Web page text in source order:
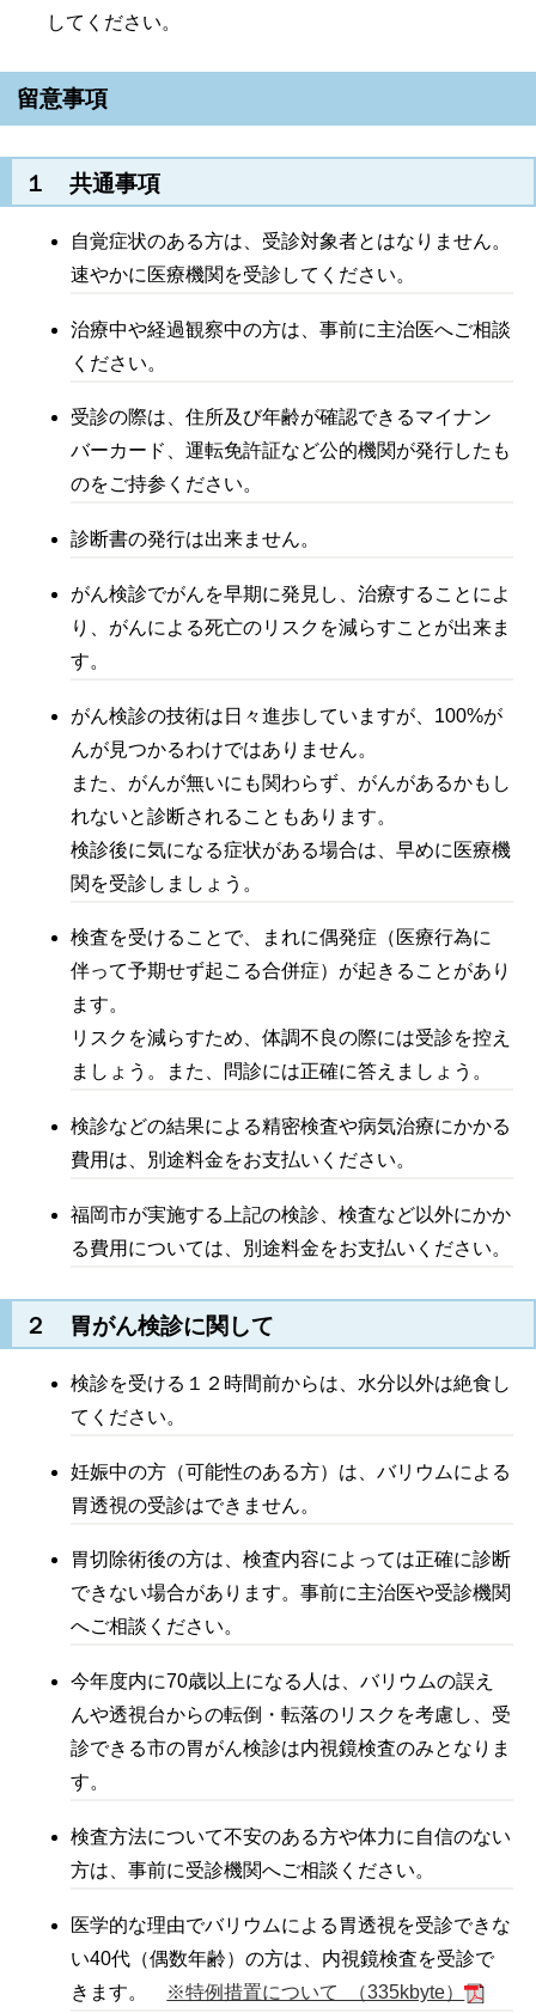
してください。
留意事項
１ 共通事項
自覚症状のある方は、受診対象者とはなりません。
速やかに医療機関を受診してください。
治療中や経過観察中の方は、事前に主治医へご相談
ください。
受診の際は、住所及び年齢が確認できるマイナン
バーカード、運転免許証など公的機関が発行したも
のをご持参ください。
診断書の発行は出来ません。
がん検診でがんを早期に発見し、治療することによ
り、がんによる死亡のリスクを減らすことが出来ま
す。
がん検診の技術は日々進歩していますが、100%が
んが見つかるわけではありません。
また、がんが無いにも関わらず、がんがあるかもし
れないと診断されることもあります。
検診後に気になる症状がある場合は、早めに医療機
関を受診しましょう。
検査を受けることで、まれに偶発症（医療行為に
伴って予期せず起こる合併症）が起きることがあり
ます。
リスクを減らすため、体調不良の際には受診を控え
ましょう。また、問診には正確に答えましょう。
検診などの結果による精密検査や病気治療にかかる
費用は、別途料金をお支払いください。
福岡市が実施する上記の検診、検査など以外にかか
る費用については、別途料金をお支払いください。
２ 胃がん検診に関して
検診を受ける１２時間前からは、水分以外は絶食し
てください。
妊娠中の方（可能性のある方）は、バリウムによる
胃透視の受診はできません。
胃切除術後の方は、検査内容によっては正確に診断
できない場合があります。事前に主治医や受診機関
へご相談ください。
今年度内に70歳以上になる人は、バリウムの誤え
んや透視台からの転倒・転落のリスクを考慮し、受
診できる市の胃がん検診は内視鏡検査のみとなりま
す。
検査方法について不安のある方や体力に自信のない
方は、事前に受診機関へご相談ください。
医学的な理由でバリウムによる胃透視を受診できな
い40代（偶数年齢）の方は、内視鏡検査を受診で
きます。
※特例措置について （335kbyte）